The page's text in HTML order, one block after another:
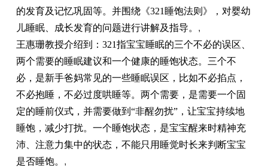
的发育及记忆巩固等。并围绕《321睡饱法则》，对婴幼
儿睡眠、成长发育的问题进行讲解及指导。 ,
王惠珊教授介绍到：321指宝宝睡眠的三个不必的误区、
两个需要的睡眠建议和一个健康的睡饱状态。三个不
必，是新手爸妈常见的一些睡眠误区，比如不必掐点，
不必抱睡，不必过度哄睡等。两个需要，是需要一个固
定的睡前仪式，并需要做到“非醒勿扰”，让宝宝持续地
睡饱，减少打扰。一个睡饱状态，是宝宝醒来时精神充
沛、注意力集中的状态，不能只用睡觉时长来判断宝宝
是否睡饱。 ,